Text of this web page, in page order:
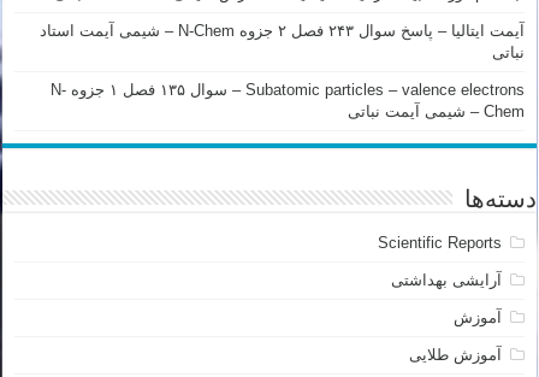
آیمت ایتالیا – پاسخ سوال ۲۴۳ فصل ۲ جزوه N-Chem – شیمی آیمت استاد
نباتی
Subatomic particles – valence electrons – سوال ۱۳۵ فصل ۱ جزوه N-
Chem – شیمی آیمت نباتی
دسته‌ها
Scientific Reports
آرایشی بهداشتی
آموزش
آموزش طلایی